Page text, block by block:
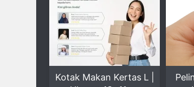
Pelindung Jari Praktis